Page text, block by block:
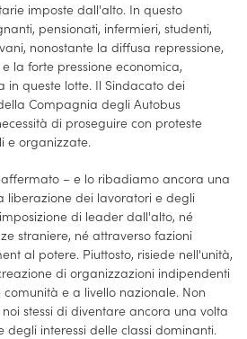
imposte dall'alto. In questo
pensionati, infermieri, studenti,
nonostante la diffusa repressione,
la forte pressione economica,
queste lotte. Il Sindacato dei
Compagnia degli Autobus
di proseguire con proteste
e organizzate.
– e lo ribadiamo ancora una
liberazione dei lavoratori e degli
di leader dall'alto, né
straniere, né attraverso fazioni
al potere. Piuttosto, risiede nell'unità,
di organizzazioni indipendenti
e a livello nazionale. Non
stessi di diventare ancora una volta
interessi delle classi dominanti.